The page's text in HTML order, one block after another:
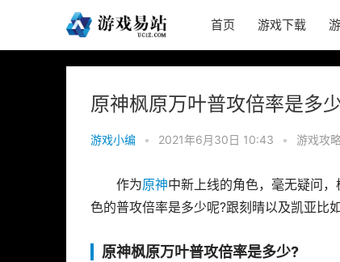
首页 游戏下载
原神枫原万叶普攻倍率是多
游戏小编 • 2021年6月30日 10:43 • 游戏攻
作为原神中新上线的角色，毫无疑问
色的普攻倍率是多少呢?跟刻晴以及凯亚比
原神枫原万叶普攻倍率是多少?